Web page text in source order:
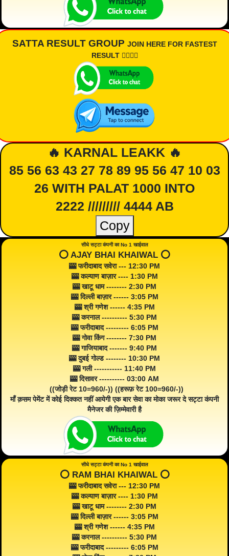
SATTA RESULT GROUP JOIN HERE FOR FASTEST
RESULT 👇🏾👇🏾
🔥 KARNAL LEAKK 🔥
85 56 63 43 27 78 89 95 56 47 10 03
26 WITH PALAT 1000 INTO
2222 ///////// 4444 AB
Copy
सीधे सट्टा कंपनी का No 1 खाईवाल
⭕️ AJAY BHAI KHAIWAL ⭕️
🎰 फरीदाबाद सवेरा --- 12:30 PM
🎰 कल्याण बाज़ार ---- 1:30 PM
🎰 खाटू धाम -------- 2:30 PM
🎰 दिल्ली बाज़ार ------ 3:05 PM
🎰 श्री गणेश ------ 4:35 PM
🎰 करनाल ---------- 5:30 PM
🎰 फरीदाबाद --------- 6:05 PM
🎰 गोवा किंग -------- 7:30 PM
🎰 गाजियाबाद ------- 9:40 PM
🎰 दुबई गोल्ड -------- 10:30 PM
🎰 गली ----------- 11:40 PM
🎰 दिसावर ---------- 03:00 AM
((जोड़ी रेट 10=960/-)) ((हरूफ़ रेट 100=960/-))
माँ क़सम पेमेंट में कोई दिक्कत नहीं आयेगी एक बार सेवा का मोका जरूर दे सट्टा कंपनी
मैनेजर की ज़िम्मेवारी है
सीधे सट्टा कंपनी का No 1 खाईवाल
⭕️ RAM BHAI KHAIWAL ⭕️
🎰 फरीदाबाद सवेरा --- 12:30 PM
🎰 कल्याण बाज़ार ---- 1:30 PM
🎰 खाटू धाम -------- 2:30 PM
🎰 दिल्ली बाज़ार ------ 3:05 PM
🎰 श्री गणेश ------ 4:35 PM
🎰 करनाल ---------- 5:30 PM
🎰 फरीदाबाद --------- 6:05 PM